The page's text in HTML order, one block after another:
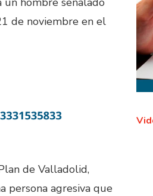
de noviembre en el
de Valladolid,
persona agresiva que